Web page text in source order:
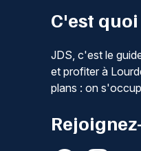
C'est quoi
JDS, c'est le
et profiter à
plans : on